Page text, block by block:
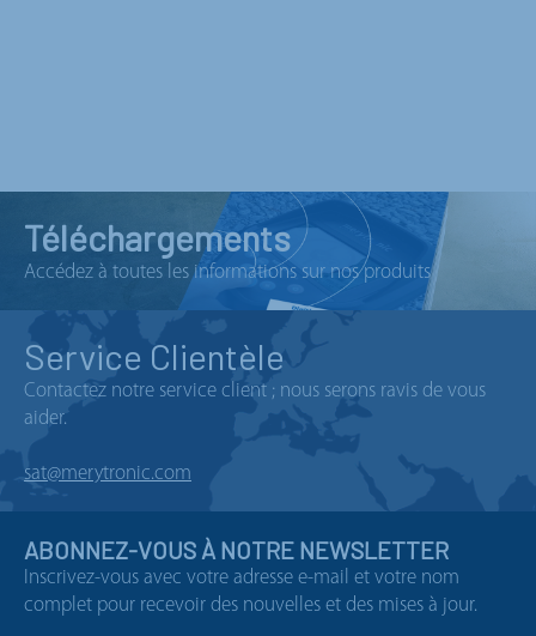
Téléchargements
Accédez à toutes les informations sur nos produits
Service Clientèle
Contactez notre service client ; nous serons ravis de vous
aider.
sat@merytronic.com
ABONNEZ-VOUS À NOTRE NEWSLETTER
Inscrivez-vous avec votre adresse e-mail et votre nom
complet pour recevoir des nouvelles et des mises à jour.